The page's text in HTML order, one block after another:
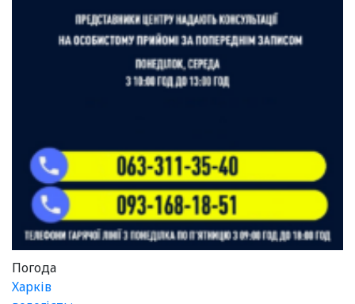
Погода
Харків